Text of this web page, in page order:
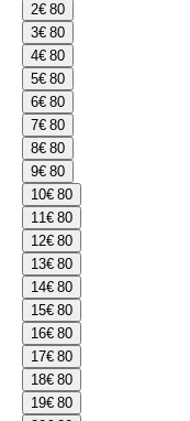
2€ 80
3€ 80
4€ 80
5€ 80
6€ 80
7€ 80
8€ 80
9€ 80
10€ 80
11€ 80
12€ 80
13€ 80
14€ 80
15€ 80
16€ 80
17€ 80
18€ 80
19€ 80